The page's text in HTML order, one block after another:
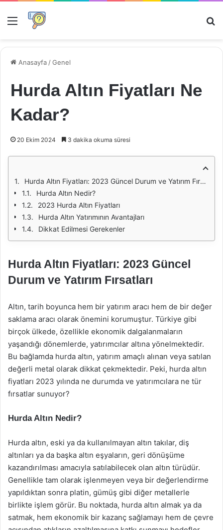
Menü
Anasayfa /Genel
Hurda Altın Fiyatları Ne
Kadar?
20 Ekim 2024 3 dakika okuma süresi
Hurda Altın Fiyatları: 2023 Güncel Durum ve Yatırım Fırsatları
Hurda Altın Nedir?
2023 Hurda Altın Fiyatları
Hurda Altın Yatırımının Avantajları
Dikkat Edilmesi Gerekenler
Hurda Altın Fiyatları: 2023 Güncel
Durum ve Yatırım Fırsatları
Altın, tarih boyunca hem bir yatırım aracı hem de bir değer
saklama aracı olarak önemini korumuştur. Türkiye gibi
birçok ülkede, özellikle ekonomik dalgalanmaların
yaşandığı dönemlerde, yatırımcılar altına yönelmektedir.
Bu bağlamda hurda altın, yatırım amaçlı alınan veya satılan
değerli metal olarak dikkat çekmektedir. Peki, hurda altın
fiyatları 2023 yılında ne durumda ve yatırımcılara ne tür
fırsatlar sunuyor?
Hurda Altın Nedir?
Hurda altın, eski ya da kullanılmayan altın takılar, diş
altınları ya da başka altın eşyaların, geri dönüşüme
kazandırılması amacıyla satılabilecek olan altın türüdür.
Genellikle tam olarak işlenmeyen veya bir değerlendirme
yapıldıktan sonra platin, gümüş gibi diğer metallerle
birlikte işlem görür. Bu noktada, hurda altın almak ya da
satmak, hem ekonomik bir kazanç sağlamayı hem de çevre